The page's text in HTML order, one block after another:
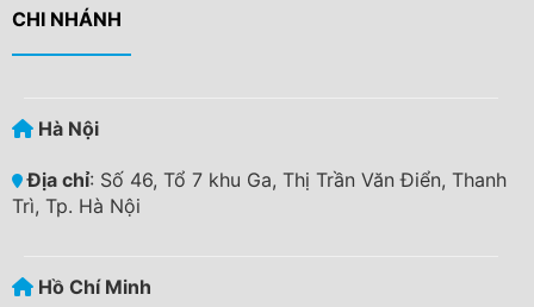
CHI NHÁNH
Hà Nội
Địa chỉ: Số 46, Tổ 7 khu Ga, Thị Trần Văn Điển, Thanh
Trì, Tp. Hà Nội
Hồ Chí Minh